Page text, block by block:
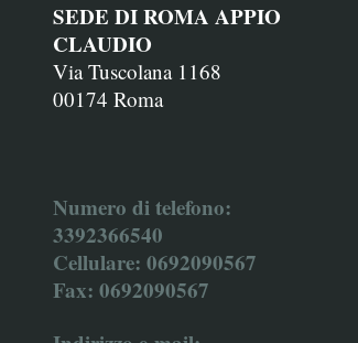
SEDE DI ROMA APPIO
CLAUDIO
Via Tuscolana 1168
00174 Roma
Numero di telefono:
3392366540
Cellulare: 0692090567
Fax: 0692090567